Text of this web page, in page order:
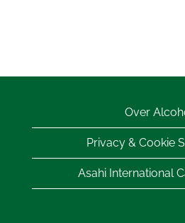
Over
Privacy & Cookie
Asahi International